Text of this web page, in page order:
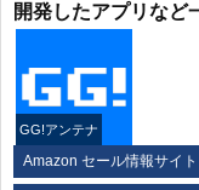
開発したアプリなど
GG!アンテナ
Amazon セール情報サイト